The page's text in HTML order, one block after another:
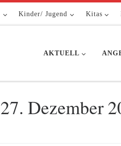
Kinder/ Jugend Kitas
AKTUELL
27. Dezember